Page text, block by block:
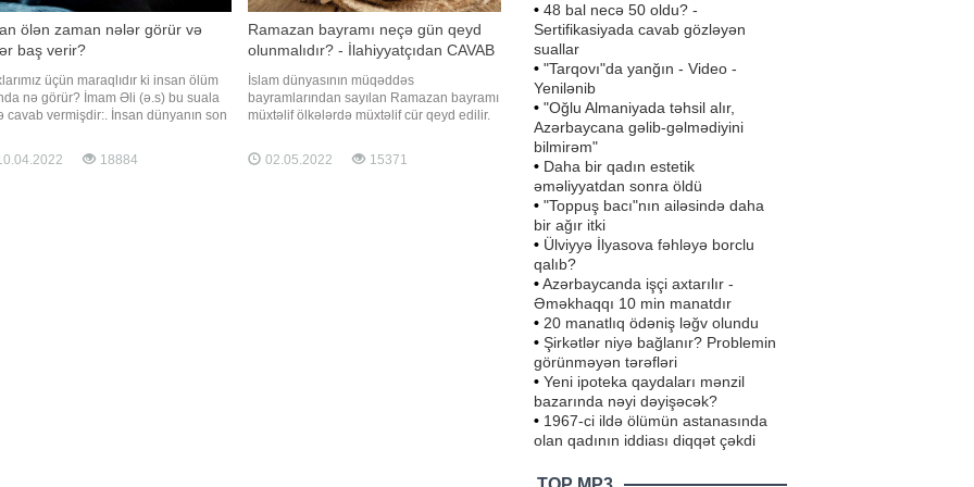
ölən zaman nələr görür və
baş verir?
üçün maraqlıdır ki insan ölüm
nə görür? İmam Əli (ə.s) bu suala
cavab vermişdir:. İnsan dünyanın son
ki, onun üçün naməlumdur. Ondan
18884
Ramazan bayramı neçə gün qeyd
olunmalıdır? - İlahiyyatçıdan CAVAB
İslam dünyasının müqəddəs
bayramlarından sayılan Ramazan bayramı
müxtəlif ölkələrdə müxtəlif cür qeyd edilir.
bayram üç gün, digərlərində isə hətta 10
gün ərzində qeyd edilir. Azərbaycanda isə
02.05.2022 15371
• 48 bal necə 50 oldu? -
Sertifikasiyada cavab gözləyən
suallar
• "Tarqovı"da yanğın - Video -
Yenilənib
• "Oğlu Almaniyada təhsil alır,
Azərbaycana gəlib-gəlmədiyini
bilmirəm"
• Daha bir qadın estetik
əməliyyatdan sonra öldü
• "Toppuş bacı"nın ailəsində daha
bir ağır itki
• Ülviyyə İlyasova fəhləyə borclu
qalıb?
•Azərbaycanda işçi axtarılır -
Əməkhaqqı 10 min manatdır
• 20 manatlıq ödəniş ləğv olundu
• Şirkətlər niyə bağlanır? Problemin
görünməyən tərəfləri
• Yeni ipoteka qaydaları mənzil
bazarında nəyi dəyişəcək?
• 1967-ci ildə ölümün astanasında
olan qadının iddiası diqqət çəkdi